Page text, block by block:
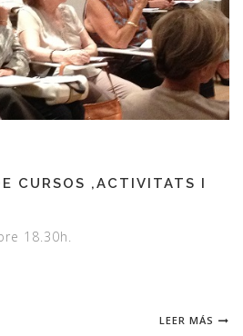
CURSOS ,ACTIVITATS I
18.30h.
LEER MÁS